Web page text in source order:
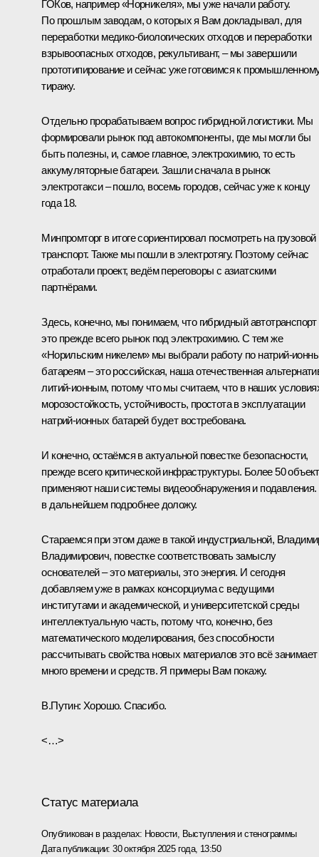
ГОКов, например «Норникеля», мы уже начали работу.
По прошлым заводам, о которых я Вам докладывал, для
переработки медико-биологических отходов и переработки
взрывоопасных отходов, рекультивант, – мы завершили
прототипирование и сейчас уже готовимся к
тиражу.
Отдельно прорабатываем вопрос гибридной логистики. Мы
формировали рынок под автокомпоненты, где мы могли бы
быть полезны, и, самое главное, электрохимию, то есть
аккумуляторные батареи. Зашли сначала в рынок
электротакси – пошло, восемь городов, сейчас уже к концу
года 18.
Минпромторг в итоге сориентировал посмотреть на грузовой
транспорт. Также мы пошли в электротягу. Поэтому сейчас
отработали проект, ведём переговоры с азиатскими
партнёрами.
Здесь, конечно, мы понимаем, что гибридный автотранспорт
это прежде всего рынок под электрохимию. С тем же
«Норильским никелем» мы выбрали работу по натрий-
батареям – это российская, наша отечественная
литий-ионным, потому что мы считаем, что в наших
морозостойкость, устойчивость, простота в эксплуатации
натрий-ионных батарей будет востребована.
И конечно, остаёмся в актуальной повестке безопасности,
прежде всего критической инфраструктуры. Более 50
применяют наши системы видеообнаружения и
в дальнейшем подробнее доложу.
Стараемся при этом даже в такой индустриальной,
Владимирович, повестке соответствовать замыслу
основателей – это материалы, это энергия. И сегодня
добавляем уже в рамках консорциума с ведущими
институтами и академической, и университетской среды
интеллектуальную часть, потому что, конечно, без
математического моделирования, без способности
рассчитывать свойства новых материалов это всё занимает
много времени и средств. Я примеры Вам покажу.
В.Путин: Хорошо. Спасибо.
<…>
Статус материала
Опубликован в разделах: Новости, Выступления и стенограммы
Дата публикации:30 октября 2025 года, 13:50